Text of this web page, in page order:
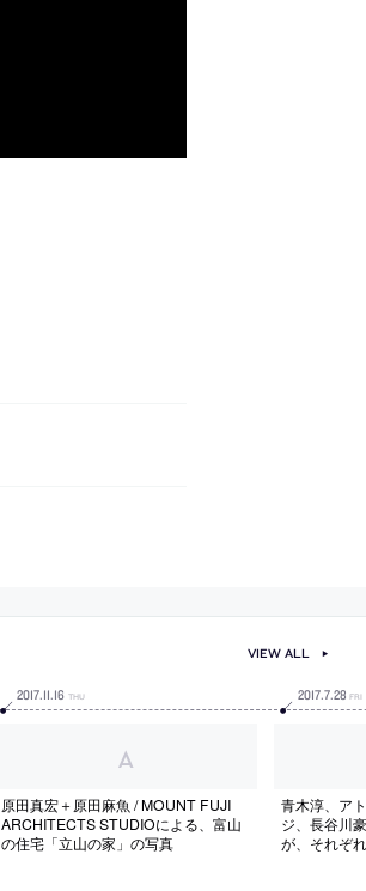
2017.11.16 THU
原田真宏＋原田麻魚 / MOUNT FUJI
ARCHITECTS STUDIOによる、富山
の住宅「立山の家」の写真
2017.7.28 FRI
青木淳、ア
ジ、長谷川
が、それぞ
VIEW ALL